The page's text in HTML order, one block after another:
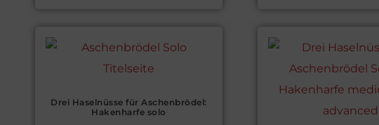
Drei Haselnüsse für Aschenbrödel:
Hakenharfe solo